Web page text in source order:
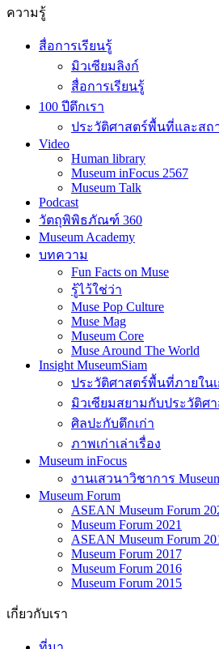
ความรู้
สื่อการเรียนรู้
มิวเซียมลิงก์
สื่อการเรียนรู้
100 ปีตึกเรา
ประวัติศาสตร์พื้นที่และสถ
Video
Human library
Museum inFocus 2567
Museum Talk
Podcast
วัตถุพิพิธภัณฑ์ 360
Museum Academy
บทความ
Fun Facts on Muse
รู้ไว้ใช่ว่า
Muse Pop Culture
Muse Mag
Museum Core
Muse Around The World
Insight MuseumSiam
ประวัติศาสตร์พื้นที่ภายใน
มิวเซียมสยามกับประวัติศ
ศิลปะกับตึกเก่า
ภาพเก่าเล่าเรื่อง
Museum inFocus
งานเสวนาวิชาการ
Museum Forum
ASEAN Museum Forum
Museum Forum 2021
ASEAN Museum Forum
Museum Forum 2017
Museum Forum 2016
Museum Forum 2015
เกี่ยวกับเรา